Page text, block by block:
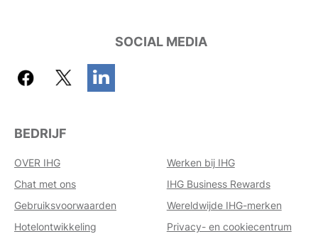
SOCIAL MEDIA
BEDRIJF
OVER IHG
Werken bij IHG
Chat met ons
IHG Business Rewards
Gebruiksvoorwaarden
Wereldwijde IHG-merken
Hotelontwikkeling
Privacy- en cookiecentrum